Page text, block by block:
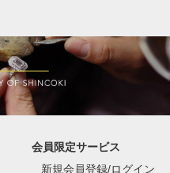
会員限定サービス
新規会員登録/ログイン